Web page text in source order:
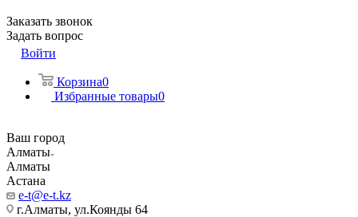
Заказать звонок
Задать вопрос
Войти
Корзина0
Избранные товары0
Ваш город
Алматы
Алматы
Астана
e-t@e-t.kz
г.Алматы, ул.Коянды 64